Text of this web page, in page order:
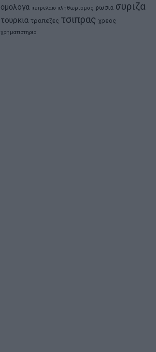
ομολογα πετρελαιο πληθωρισμος ρωσια συριζα
τουρκια τραπεζες τσιπρας χρεος
χρηματιστηριο